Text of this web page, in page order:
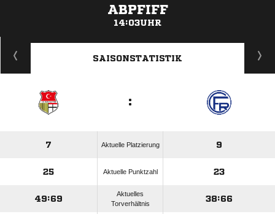
ABPFIFF
14:03UHR
ANZEIGE
SAISONSTATISTIK
:
7 Aktuelle Platzierung 9
25 Aktuelle Punktzahl 23
49:69
Aktuelles
Torverhältnis
38:66